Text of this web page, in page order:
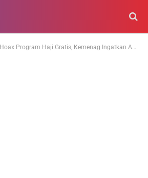
Hoax Program Haji Gratis, Kemenag Ingatkan Agar Pedomani Kanal Resmi Pemerintah